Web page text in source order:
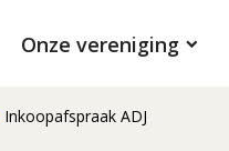
Onze vereniging
Inkoopafspraak ADJ